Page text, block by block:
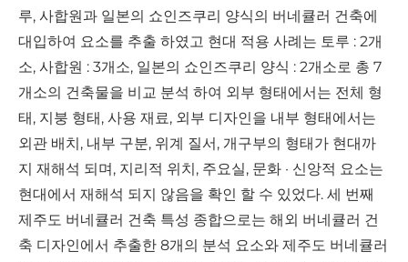
루, 사합원과 일본의 쇼인즈쿠리 양식의 버네큘러 건축에
대입하여 요소를 추출 하였고 현대 적용 사례는 토루 : 2개
소, 사합원 : 3개소, 일본의 쇼인즈쿠리 양식 : 2개소로 총 7
개소의 건축물을 비교 분석 하여 외부 형태에서는 전체 형
태, 지붕 형태, 사용 재료, 외부 디자인을 내부 형태에서는
외관 배치, 내부 구분, 위계 질서, 개구부의 형태가 현대까
지 재해석 되며, 지리적 위치, 주요실, 문화 · 신앙적 요소는
현대에서 재해석 되지 않음을 확인 할 수 있었다. 세 번째
제주도 버네큘러 건축 특성 종합으로는 해외 버네큘러 건
축 디자인에서 추출한 8개의 분석 요소와 제주도 버네큘러